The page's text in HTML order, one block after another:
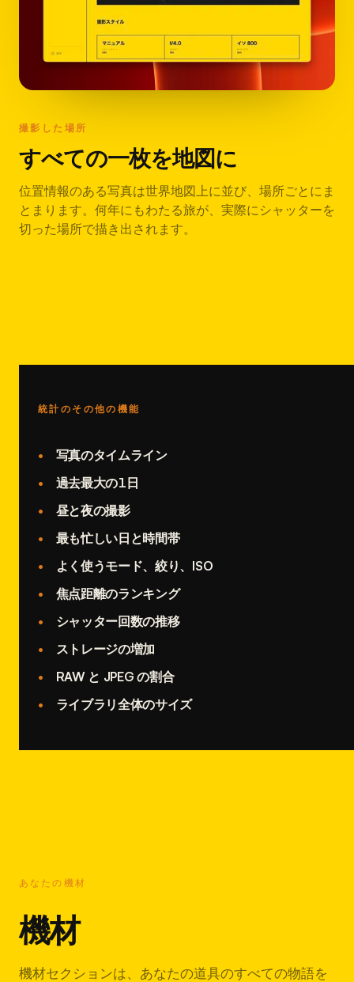
撮影した場所
すべての一枚を地図に
位置情報のある写真は世界地図上に並び、場所ごとにま
とまります。何年にもわたる旅が、実際にシャッターを
切った場所で描き出されます。
統計のその他の機能
写真のタイムライン
過去最大の1日
昼と夜の撮影
最も忙しい日と時間帯
よく使うモード、絞り、ISO
焦点距離のランキング
シャッター回数の推移
ストレージの増加
RAW と JPEG の割合
ライブラリ全体のサイズ
あなたの機材
機材
機材セクションは、あなたの道具のすべての物語を